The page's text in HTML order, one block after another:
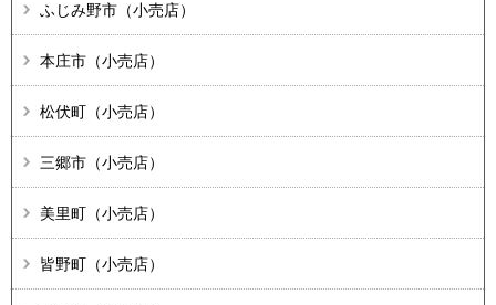
ふじみ野市（小売店）
本庄市（小売店）
松伏町（小売店）
三郷市（小売店）
美里町（小売店）
皆野町（小売店）